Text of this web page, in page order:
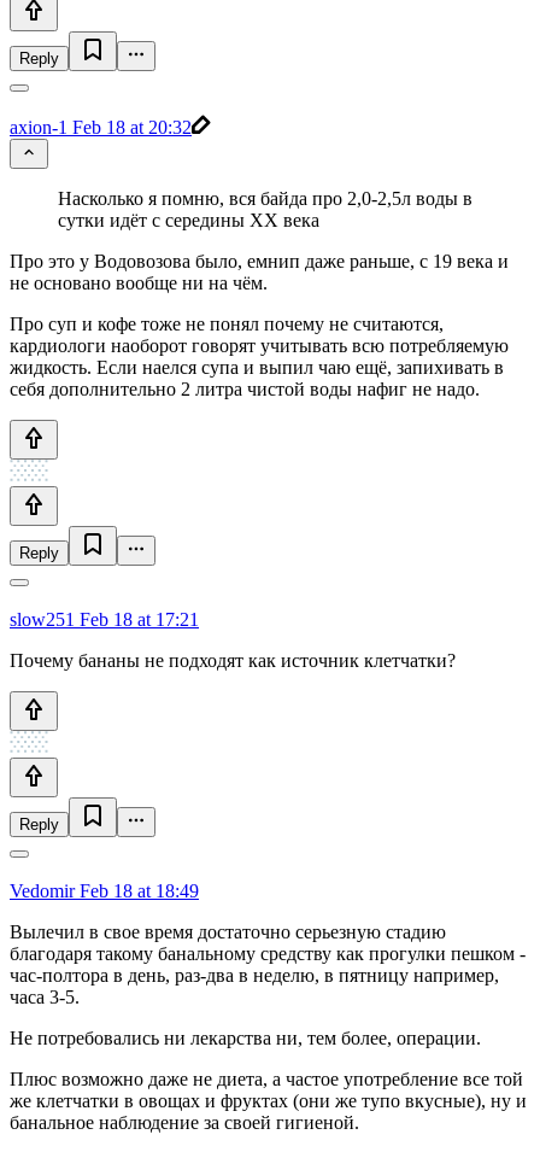
Reply
axion-1 Feb 18 at 20:32
Насколько я помню, вся байда про 2,0-2,5л воды в
сутки идёт с середины ХХ века
Про это у Водовозова было, емнип даже раньше, с 19 века и
не основано вообще ни на чём.
Про суп и кофе тоже не понял почему не считаются,
кардиологи наоборот говорят учитывать всю потребляемую
жидкость. Если наелся супа и выпил чаю ещё, запихивать в
себя дополнительно 2 литра чистой воды нафиг не надо.
Reply
slow251 Feb 18 at 17:21
Почему бананы не подходят как источник клетчатки?
Reply
VedomirFeb 18 at 18:49
Вылечил в свое время достаточно серьезную стадию
благодаря такому банальному средству как прогулки пешком -
час-полтора в день, раз-два в неделю, в пятницу например,
часа 3-5.
Не потребовались ни лекарства ни, тем более, операции.
Плюс возможно даже не диета, а частое употребление все той
же клетчатки в овощах и фруктах (они же тупо вкусные), ну и
банальное наблюдение за своей гигиеной.